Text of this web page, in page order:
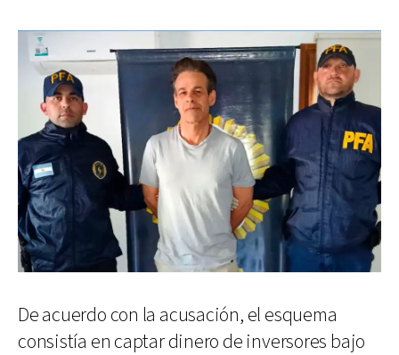
De acuerdo con la acusación, el esquema
consistía en captar dinero de inversores bajo